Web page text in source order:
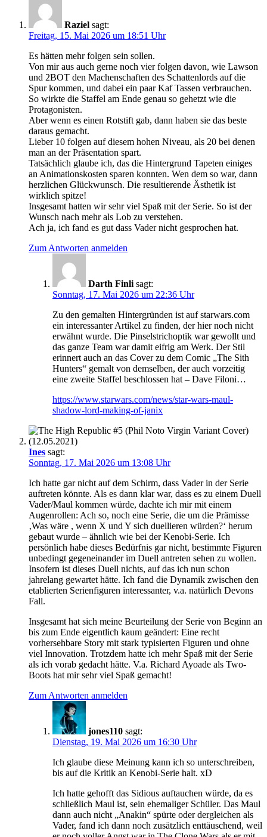
Raziel sagt:
Freitag, 15. Mai 2026 um 18:51 Uhr
Es hätten mehr folgen sein sollen.
Von mir aus auch gerne noch vier folgen davon, wie Lawson
und 2BOT den Machenschaften des Schattenlords auf die
Spur kommen, und dabei ein paar Kaf Tassen verbrauchen.
So wirkte die Staffel am Ende genau so gehetzt wie die
Protagonisten.
Aber wenn es einen Rotstift gab, dann haben sie das beste
daraus gemacht.
Lieber 10 folgen auf diesem hohen Niveau, als 20 bei denen
man an der Präsentation spart.
Tatsächlich glaube ich, das die Hintergrund Tapeten einiges
an Animationskosten sparen konnten. Wen dem so war, dann
herzlichen Glückwunsch. Die resultierende Ästhetik ist
wirklich spitze!
Insgesamt hatten wir sehr viel Spaß mit der Serie. So ist der
Wunsch nach mehr als Lob zu verstehen.
Ach ja, ich fand es gut dass Vader nicht gesprochen hat.
Zum Antworten anmelden
Darth Finli sagt:
Sonntag, 17. Mai 2026 um 22:36 Uhr
Zu den gemalten Hintergründen ist auf starwars.com
ein interessanter Artikel zu finden, der hier noch nicht
erwähnt wurde. Die Pinselstrichoptik war gewollt und
das ganze Team war damit eifrig am Werk. Der Stil
erinnert auch an das Cover zu dem Comic „The Sith
Hunters“ gemalt von demselben, der auch vorzeitig
eine zweite Staffel beschlossen hat – Dave Filoni…
https://www.starwars.com/news/star-wars-maul-
shadow-lord-making-of-janix
Ines sagt:
Sonntag, 17. Mai 2026 um 13:08 Uhr
Ich hatte gar nicht auf dem Schirm, dass Vader in der Serie
auftreten könnte. Als es dann klar war, dass es zu einem Duell
Vader/Maul kommen würde, dachte ich mir mit einem
Augenrollen: Ach so, noch eine Serie, die um die Prämisse
‚Was wäre , wenn X und Y sich duellieren würden?‘ herum
gebaut wurde – ähnlich wie bei der Kenobi-Serie. Ich
persönlich habe dieses Bedürfnis gar nicht, bestimmte Figuren
unbedingt gegeneinander im Duell antreten sehen zu wollen.
Insofern ist dieses Duell nichts, auf das ich nun schon
jahrelang gewartet hätte. Ich fand die Dynamik zwischen den
etablierten Serienfiguren interessanter, v.a. natürlich Devons
Fall.
Insgesamt hat sich meine Beurteilung der Serie von Beginn an
bis zum Ende eigentlich kaum geändert: Eine recht
vorhersehbare Story mit stark typisierten Figuren und ohne
viel Innovation. Trotzdem hatte ich mehr Spaß mit der Serie
als ich vorab gedacht hätte. V.a. Richard Ayoade als Two-
Boots hat mir sehr viel Spaß gemacht!
Zum Antworten anmelden
jones110 sagt:
Dienstag, 19. Mai 2026 um 16:30 Uhr
Ich glaube diese Meinung kann ich so unterschreiben,
bis auf die Kritik an Kenobi-Serie halt. xD
Ich hatte gehofft das Sidious auftauchen würde, da es
schließlich Maul ist, sein ehemaliger Schüler. Das Maul
dann auch nicht „Anakin“ spürte oder dergleichen als
Vader, fand ich dann noch zusätzlich enttäuschend, weil